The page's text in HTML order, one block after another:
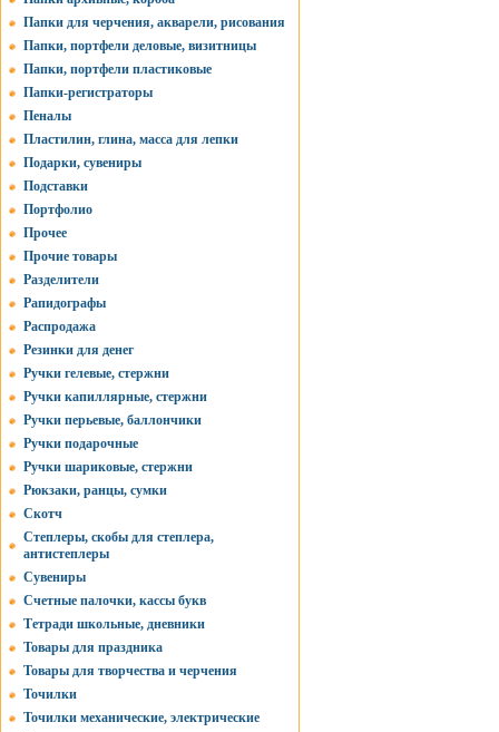
Папки для черчения, акварели, рисования
Папки, портфели деловые, визитницы
Папки, портфели пластиковые
Папки-регистраторы
Пеналы
Пластилин, глина, масса для лепки
Подарки, сувениры
Подставки
Портфолио
Прочее
Прочие товары
Разделители
Рапидографы
Распродажа
Резинки для денег
Ручки гелевые, стержни
Ручки капиллярные, стержни
Ручки перьевые, баллончики
Ручки подарочные
Ручки шариковые, стержни
Рюкзаки, ранцы, сумки
Скотч
Степлеры, скобы для степлера,
антистеплеры
Сувениры
Счетные палочки, кассы букв
Тетради школьные, дневники
Товары для праздника
Товары для творчества и черчения
Точилки
Точилки механические, электрические